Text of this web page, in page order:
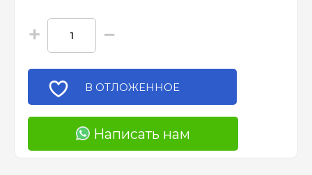
+ −
В ОТЛОЖЕННОЕ
Написать нам